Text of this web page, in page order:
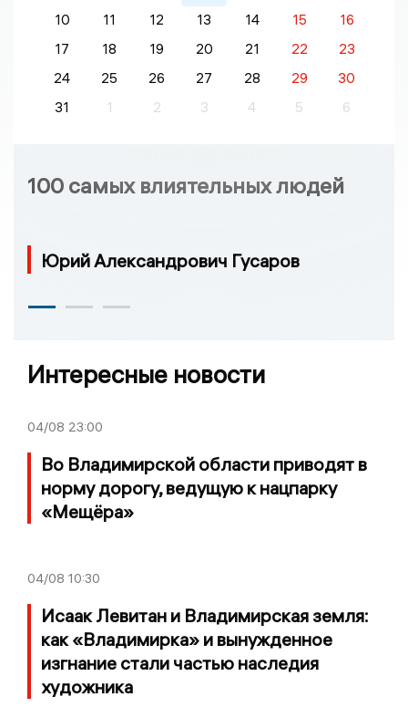
10
11 12 13 14 15
16
17
18 19 20 21 22
23
24
25 26 27 28 29
30
31
1 2 3 4 5 6
100 самых влиятельных людей
Юрий Александрович Гусаров
Интересные новости
04/08 23:00
Во Владимирской области приводят в
норму дорогу, ведущую к нацпарку
«Мещёра»
04/08 10:30
Исаак Левитан и Владимирская земля:
как «Владимирка» и вынужденное
изгнание стали частью наследия
художника